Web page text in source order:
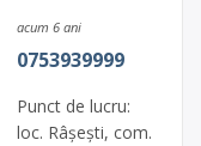
acum 6 ani
0753939999
Punct de lucru:
loc. Râșești, com.